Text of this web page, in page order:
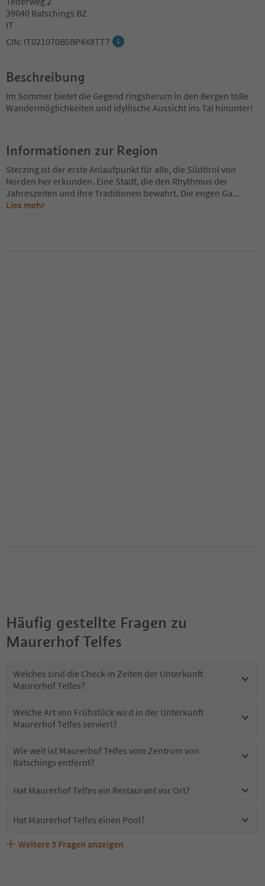
39040 Ratschings BZ
IT
CIN: IT021070B5BP4X8TT7
Beschreibung
Im Sommer bietet die Gegend ringsherum in den Bergen tolle
Wandermöglichkeiten und idyllische Aussicht ins Tal hinunter!
Informationen zur Region
Sterzing ist der erste Anlaufpunkt für alle, die Südtirol von
Norden her erkunden. Eine Stadt, die den Rhythmus der
Jahreszeiten und ihre Traditionen bewahrt. Die engen Ga...
Lies mehr
Häufig gestellte Fragen zu
Maurerhof Telfes
Welches sind die Check-in Zeiten der Unterkunft
Maurerhof Telfes?
Welche Art von Frühstück wird in der Unterkunft
Maurerhof Telfes serviert?
Wie weit ist Maurerhof Telfes vom Zentrum von
Ratschings entfernt?
Hat Maurerhof Telfes ein Restaurant vor Ort?
Hat Maurerhof Telfes einen Pool?
Sind Haustiere in der Unterkunft Maurerhof Telfes
Welche Services bietet Maurerhof Telfes?
Erhalten die Gäste von Maurerhof Telfes einen Südtirol
Weitere 3 Fragen anzeigen